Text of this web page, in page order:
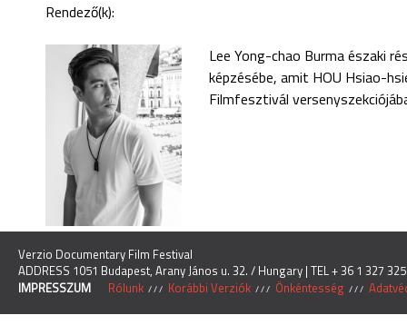
Rendező(k):
Lee Yong-chao Burma északi
képzésébe, amit HOU Hsiao-
Filmfesztivál
Verzio Documentary Film Festival
ADDRESS 1051 Budapest, Arany János u. 32. / Hungary | TEL + 36 1 327
IMPRESSZUM
Rólunk Korábbi Verziók Önkéntesség